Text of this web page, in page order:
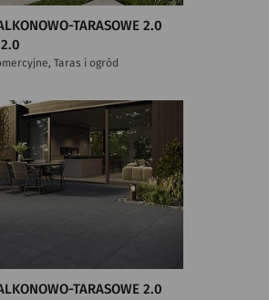
TARASOWE 2.0
2.0
Taras i ogród
TARASOWE 2.0